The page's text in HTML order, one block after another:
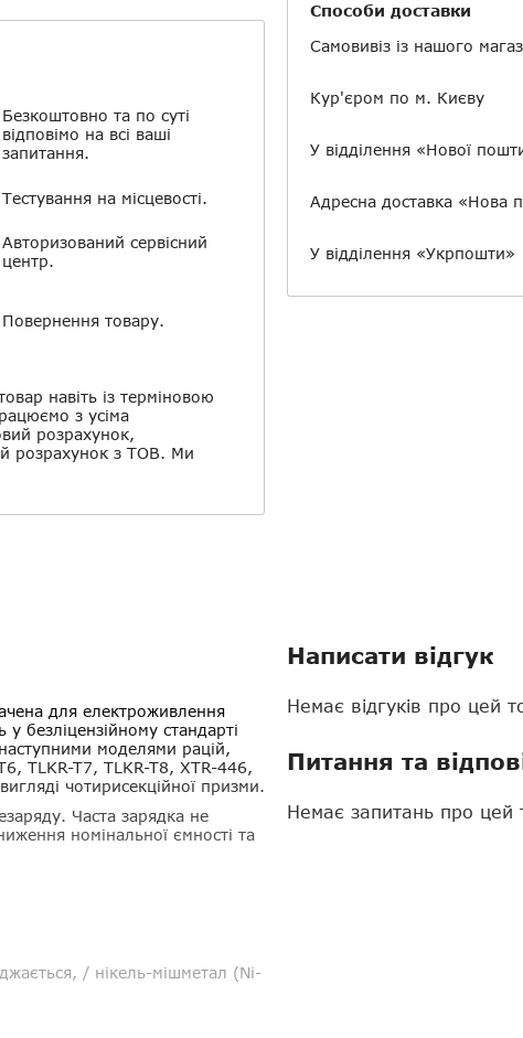
Безкоштовно та по суті
відповімо на всі ваші
запитання.
Тестування на місцевості.
Авторизований сервісний
центр.
Повернення товару.
навіть із терміновою
з усіма
розрахунок,
розрахунок з ТОВ. Ми
Способи доставки
Самовивіз із нашого
Кур'єром по м. Києву
У відділення «Нової
Адресна доставка «Нова
У відділення «Укрпошти»
для електроживлення
безліцензійному стандарті
моделями рацій,
TLKR-T7, TLKR-T8, XTR-446,
чотирисекційної призми.
Часта зарядка не
номінальної ємності та
/ нікель-мішметал (Ni-
Написати відгук
Немає відгуків про цей
Питання та
Немає запитань про цей